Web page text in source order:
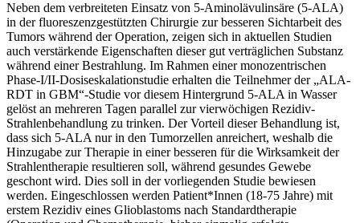
Neben dem verbreiteten Einsatz von 5-Aminolävulinsäre (5-ALA)
in der fluoreszenzgestützten Chirurgie zur besseren Sichtarbeit des
Tumors während der Operation, zeigen sich in aktuellen Studien
auch verstärkende Eigenschaften dieser gut verträglichen Substanz
während einer Bestrahlung. Im Rahmen einer monozentrischen
Phase-I/II-Dosiseskalationstudie erhalten die Teilnehmer der „ALA-
RDT in GBM“-Studie vor diesem Hintergrund 5-ALA in Wasser
gelöst an mehreren Tagen parallel zur vierwöchigen Rezidiv-
Strahlenbehandlung zu trinken. Der Vorteil dieser Behandlung ist,
dass sich 5-ALA nur in den Tumorzellen anreichert, weshalb die
Hinzugabe zur Therapie in einer besseren für die Wirksamkeit der
Strahlentherapie resultieren soll, während gesundes Gewebe
geschont wird. Dies soll in der vorliegenden Studie bewiesen
werden. Eingeschlossen werden Patient*Innen (18-75 Jahre) mit
erstem Rezidiv eines Glioblastoms nach Standardtherapie